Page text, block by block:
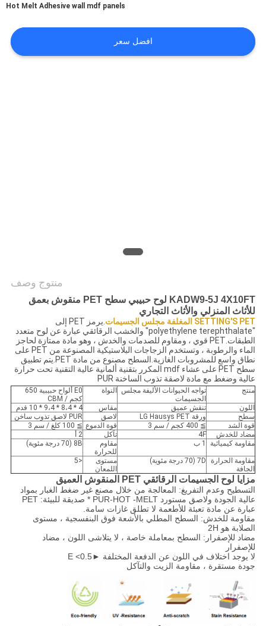
اقتباس
Hot Melt Adhesive wall mdf panels
افضل سعر
منتوج وصف
KADW9-5J 4X10FT لوح حبيبي سطح PET منقوش بعمق
للأثاث المنزلي والأثاث التجاري
SETTING'S PET المغلفة مجلس الجسيمات
.يرمز PET إلى
"polyethylene terephthalate" والخشب الرقائقي عبارة عن لوح متعدد
الطبقات.PET قوي ، ومقاوم للصدمات والخدش ، وهو مادة ممتازة لحاجز
الماء والرطوبة ، وتستخدم الزجاجات البلاستيكية المصنوعة من PET على
نطاق واسع للمشروبات الغازية.السطح مصنوع من مادة PET.يتم تطبيق
سطح PET على عشاء mdf المكرر بتقنية ألمانية عالية التقنية تحت حرارة
عالية وضغط مع مادة لاصقة تذوب الساخنة PUR
منتج
تواجه الحيوانات الأليفة مجلس
الجسيمات
النواة
E0 ألواح حبيبية 650
كجم / CBM
اللون
تنقش عميق مقاس
4 * 8،4 * 9،4 * 10 قدم
سطح
ورقة LG Hausys PET لاصق
PUR لاصق تذوب ساخن
قوة الشد
≧ 400 كجم / سم 3 قوة الدموع ≧ 100 كلغ / سم 3
مضاد للخدش
4F تآكل
2 أ
مقاومة كيميائية
1 ب
مقاوم
للحرارة
8B (70 درجة مئوية)
مقاومة الحرارة
الجافة
7D (70 درجة مئوية)
مستوى
اللمعان
<5
مزايا لوح الجسيمات الرقائقي PET المنقوش العميق
التسطيح وعدم التفريغ: المعالجة من خلال مصنع غير ضغط الغبار بمواد
عالية الجودة ولاصق مستورد PUR-HOT -MELT
* صديقة للبيئة: PET
عبارة عن مادة تعبئة للأطعمة لا تطلق غازات سامة.
مقاومة للخدش: السطح المطلي بالأشعة فوق البنفسجية ، مستوى
الصلابة هو 2H
مضاد للإصفرار: السطح بمعاملة خاصة ، لا يتلاشى اللون ، مضاد
للإصفرار
لا يوجد اختلاف في اللون عن الدفعة المختلفة ►E <0.5
جودة مستقرة ، مقاومة الزيت والتآكل